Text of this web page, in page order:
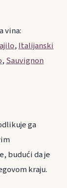
vina:
,Italijanski
,Sauvignon
ga
budući da je
kraju.